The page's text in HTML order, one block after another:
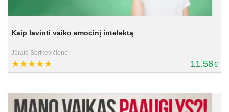
Kaip lavinti vaiko emocinį intelektą
Jūratė Bortkevičienė
11.58€